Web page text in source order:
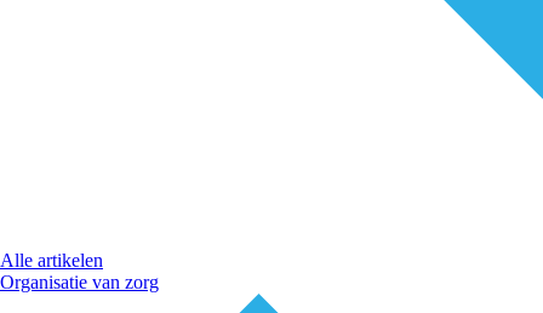
Alle artikelen
Organisatie van zorg